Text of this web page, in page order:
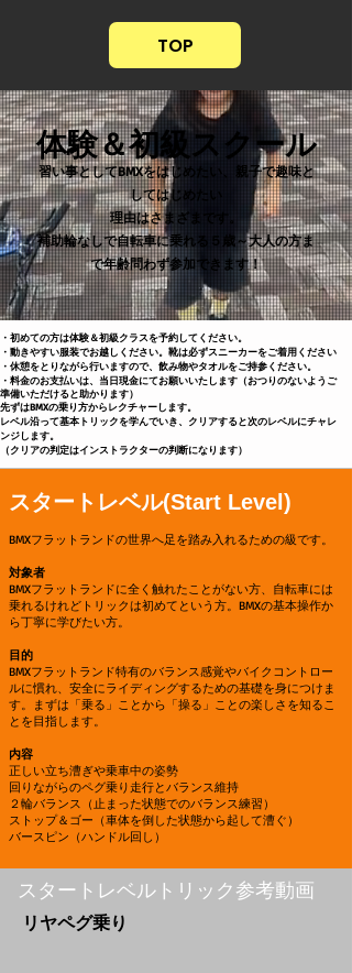
TOP
​体験＆初級スクール
習い事としてBMXをはじめたい、親子で趣味と
してはじめたい
​理由はさまざまです。
​補助輪なしで自転車に乗れる５歳～大人の方ま
で年齢問わず参加できます！
・初めての方は体験＆初級クラスを予約してください。
・動きやすい服装でお越しください。靴は必ずスニーカーをご着用ください
・休憩をとりながら行いますので、飲み物やタオルをご持参ください。
・料金のお支払いは、当日現金にてお願いいたします（おつりのないようご
準備いただけると助かります）
​先ずはBMXの乗り方からレクチャーします。
レベル沿って基本トリックを学んでいき、​クリアすると次のレベルにチャレ
ンジします。​
​（クリアの判定はインストラクターの判断になります）
スタートレベル(Start Level)
BMXフラットランドの世界へ足を踏み入れるための級です。
対象者
BMXフラットランドに全く触れたことがない方、自転車には
乗れるけれどトリックは初めてという方。BMXの基本操作か
ら丁寧に学びたい方。
目的
BMXフラットランド特有のバランス感覚やバイクコントロー
ルに慣れ、安全にライディングするための基礎を身につけま
す。まずは「乗る」ことから「操る」ことの楽しさを知るこ
とを目指します。
内容​
正しい立ち漕ぎや乗車中の姿勢
回りながらのペグ乗り走行とバランス維持
２輪バランス（止まった状態でのバランス練習）
ストップ＆ゴー（車体を倒した状態から起して漕ぐ）
バースピン（ハンドル回し）
​スタートレベルトリック参考動画
​リヤペグ乗り